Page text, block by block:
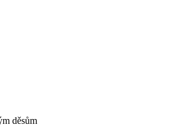
děsům